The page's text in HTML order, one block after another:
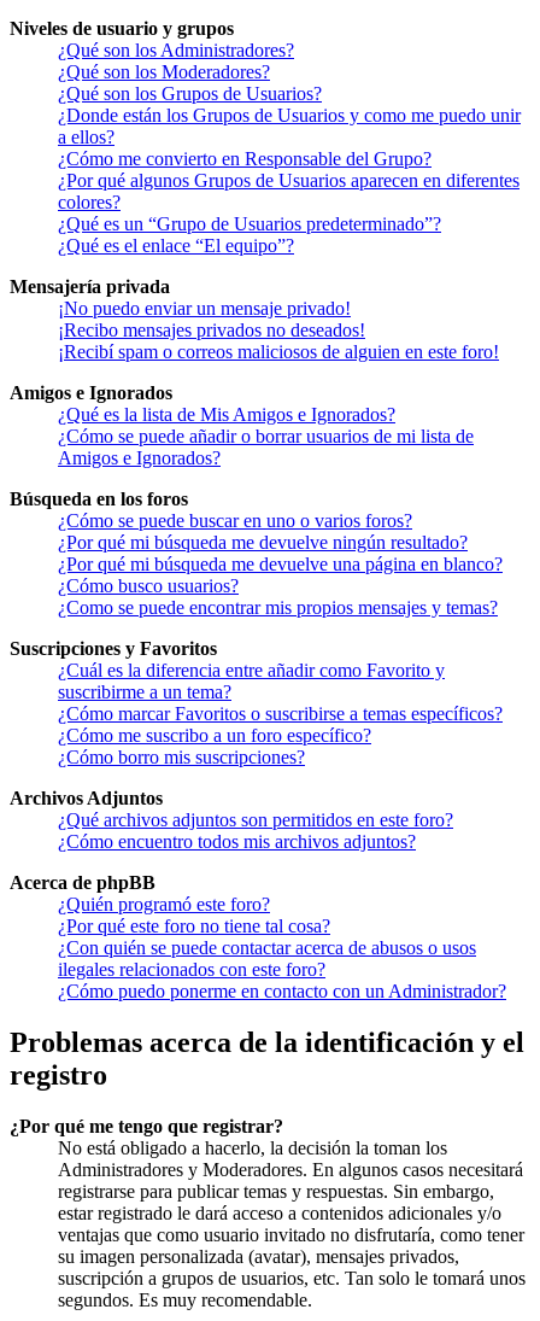
Niveles de usuario y grupos
¿Qué son los Administradores?
¿Qué son los Moderadores?
¿Qué son los Grupos de Usuarios?
¿Donde están los Grupos de Usuarios y como me puedo unir
a ellos?
¿Cómo me convierto en Responsable del Grupo?
¿Por qué algunos Grupos de Usuarios aparecen en diferentes
colores?
¿Qué es un “Grupo de Usuarios predeterminado”?
¿Qué es el enlace “El equipo”?
Mensajería privada
¡No puedo enviar un mensaje privado!
¡Recibo mensajes privados no deseados!
¡Recibí spam o correos maliciosos de alguien en este foro!
Amigos e Ignorados
¿Qué es la lista de Mis Amigos e Ignorados?
¿Cómo se puede añadir o borrar usuarios de mi lista de
Amigos e Ignorados?
Búsqueda en los foros
¿Cómo se puede buscar en uno o varios foros?
¿Por qué mi búsqueda me devuelve ningún resultado?
¿Por qué mi búsqueda me devuelve una página en blanco?
¿Cómo busco usuarios?
¿Como se puede encontrar mis propios mensajes y temas?
Suscripciones y Favoritos
¿Cuál es la diferencia entre añadir como Favorito y
suscribirme a un tema?
¿Cómo marcar Favoritos o suscribirse a temas específicos?
¿Cómo me suscribo a un foro específico?
¿Cómo borro mis suscripciones?
Archivos Adjuntos
¿Qué archivos adjuntos son permitidos en este foro?
¿Cómo encuentro todos mis archivos adjuntos?
Acerca de phpBB
¿Quién programó este foro?
¿Por qué este foro no tiene tal cosa?
¿Con quién se puede contactar acerca de abusos o usos
ilegales relacionados con este foro?
¿Cómo puedo ponerme en contacto con un Administrador?
Problemas acerca de la identificación y el
registro
¿Por qué me tengo que registrar?
No está obligado a hacerlo, la decisión la toman los
Administradores y Moderadores. En algunos casos necesitará
registrarse para publicar temas y respuestas. Sin embargo,
estar registrado le dará acceso a contenidos adicionales y/o
ventajas que como usuario invitado no disfrutaría, como tener
su imagen personalizada (avatar), mensajes privados,
suscripción a grupos de usuarios, etc. Tan solo le tomará unos
segundos. Es muy recomendable.